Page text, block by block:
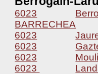
6023
BARRECHEA
6023
6023
6023
6023